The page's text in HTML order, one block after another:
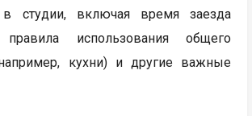
в студии, включая время заезда
использования общего
кухни) и другие важные